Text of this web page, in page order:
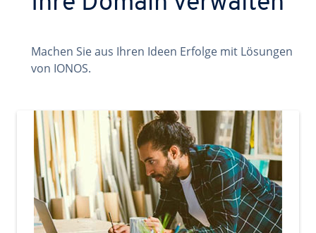
Machen Sie aus Ihren Ideen Erfolge mit Lösungen
von IONOS.